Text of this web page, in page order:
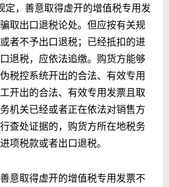
定，善意取得虚开的增值税专用发
取出口退税论处。但应按有关规
者不予出口退税；已经抵扣的进
退税，应依法追缴。购货方能够
税控系统开出的合法、有效专用
开出的合法、有效专用发票且取
机关已经或者正在依法对销售方
查处证据的，购货方所在地税务
项税款或者出口退税。
意取得虚开的增值税专用发票不